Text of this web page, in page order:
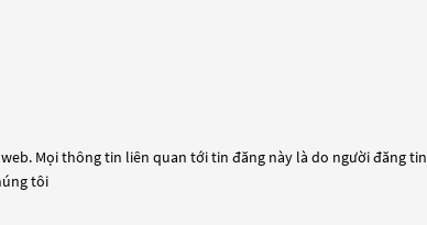
Mọi thông tin liên quan tới tin đăng này là do người đăng tin
tôi